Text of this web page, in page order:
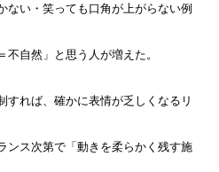
ない・笑っても口角が上がらない例
不自然」と思う人が増えた。
すれば、確かに表情が乏しくなるリ
ンス次第で「動きを柔らかく残す施